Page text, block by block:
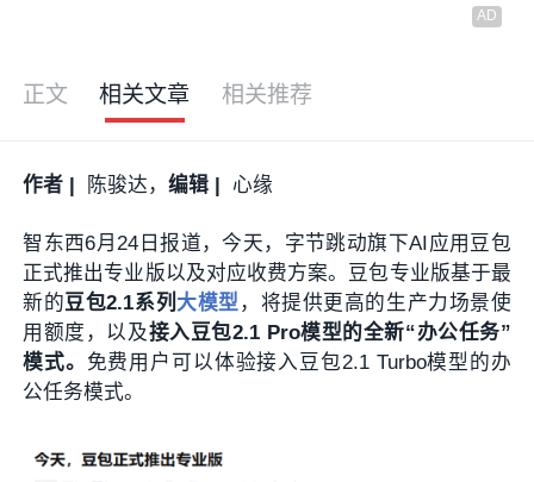
正文 相关文章 相关推荐
作者 | 陈骏达，编辑 | 心缘
智东西6月24日报道，今天，字节跳动旗下AI应用豆包
正式推出专业版以及对应收费方案。豆包专业版基于最
新的豆包2.1系列 大模型 ，将提供更高的生产力场景使
用额度，以及接入豆包2.1 Pro模型的全新“办公任务”
模式。 免费用户可以体验接入豆包2.1 Turbo模型的办
公任务模式。